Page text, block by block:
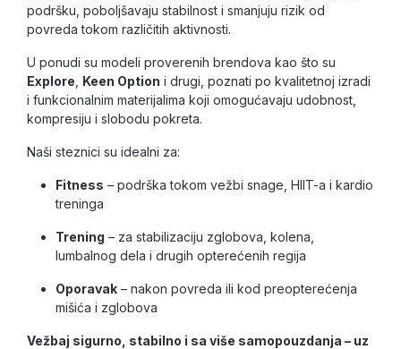
podršku, poboljšavaju stabilnost i smanjuju rizik od
povreda tokom različitih aktivnosti.
U ponudi su modeli proverenih brendova kao što su
Explore Keen Option i drugi, poznati po kvalitetnoj izradi
i funkcionalnim materijalima koji omogućavaju udobnost,
kompresiju i slobodu pokreta.
Naši steznici su idealni za:
Fitness – podrška tokom vežbi snage, HIIT-a i kardio
treninga
Trening – za stabilizaciju zglobova, kolena,
lumbalnog dela i drugih opterećenih regija
Oporavak – nakon povreda ili kod preopterećenja
mišića i zglobova
Vežbaj sigurno, stabilno i sa više samopouzdanja – uz